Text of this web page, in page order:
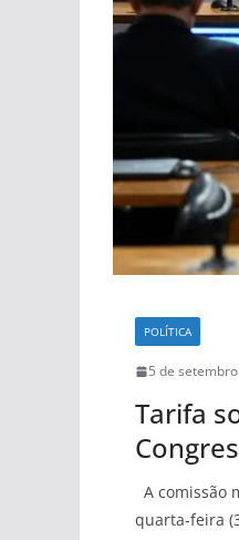
POLÍTICA
5 de
Tarifa
A comissão
quarta-feira